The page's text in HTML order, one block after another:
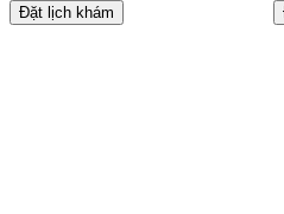
Đặt lịch khám